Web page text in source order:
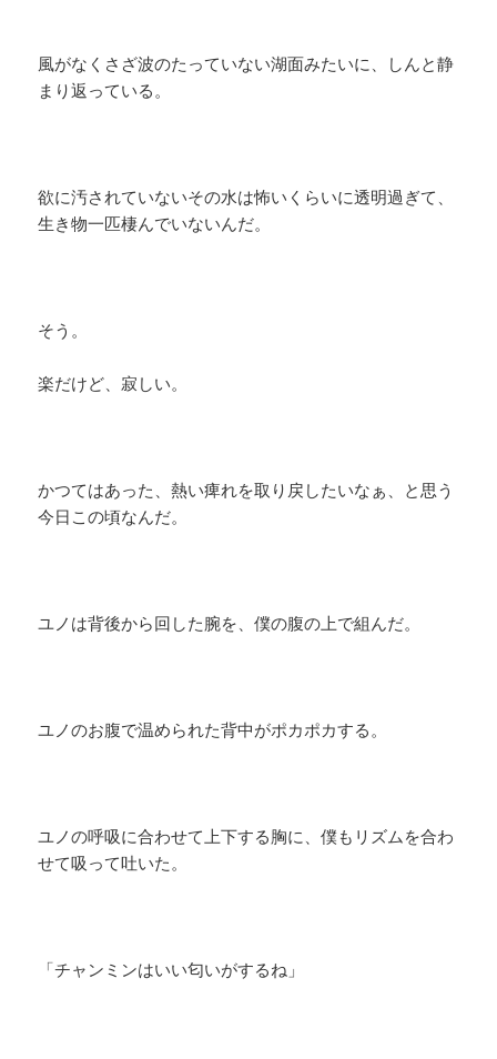
風がなくさざ波のたっていない湖面みたいに、しんと静
まり返っている。
欲に汚されていないその水は怖いくらいに透明過ぎて、
生き物一匹棲んでいないんだ。
そう。
楽だけど、寂しい。
かつてはあった、熱い痺れを取り戻したいなぁ、と思う
今日この頃なんだ。
ユノは背後から回した腕を、僕の腹の上で組んだ。
ユノのお腹で温められた背中がポカポカする。
ユノの呼吸に合わせて上下する胸に、僕もリズムを合わ
せて吸って吐いた。
「チャンミンはいい匂いがするね」